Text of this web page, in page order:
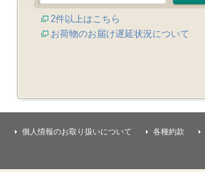
2件以上はこちら
お荷物のお届け遅延状況について
個人情報のお取り扱いについて 各種約款